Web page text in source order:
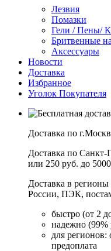
Лезвия
Помазки
Гели / Пены/
Бритвенные
Аксессуары
Новости
Доставка
Избранное
Уголок Покупателя
Доставка по
Доставка по Санкт-
или 250 руб. до 5000
Доставка в
России, ПЭК,
быстро (от 2
надежно (99%
для регионов:
предоплата